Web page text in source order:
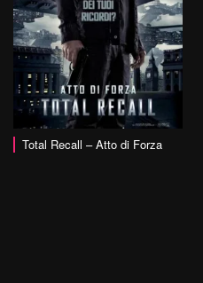
Total Recall – Atto di Forza